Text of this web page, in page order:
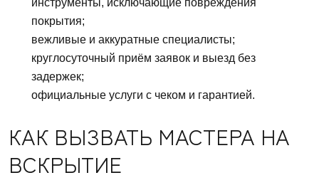
инструменты, исключающие повреждения
покрытия;
вежливые и аккуратные специалисты;
круглосуточный приём заявок и выезд без
задержек;
официальные услуги с чеком и гарантией.
КАК ВЫЗВАТЬ МАСТЕРА НА
ВСКРЫТИЕ